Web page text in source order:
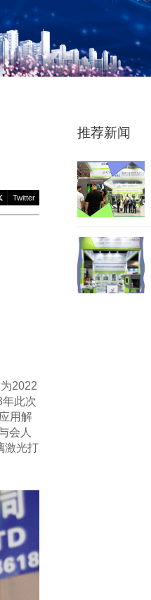
Twitter
2022
此次
用解
会人
激光打
推荐新闻